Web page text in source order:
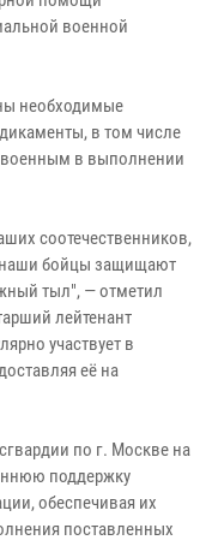
военной
необходимые
в том числе
военным в выполнении
соотечественников,
бойцы защищают
тыл", — отметил
лейтенант
участвует в
её на
по г. Москве на
поддержку
обеспечивая их
поставленных